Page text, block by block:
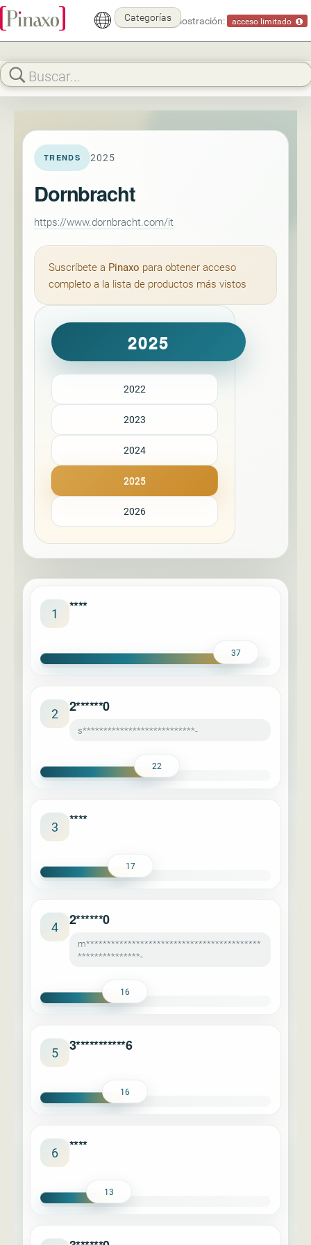
Modo demostración: acceso limitado
Categorías
TRENDS 2025
Dornbracht
https://www.dornbracht.com/it
Suscríbete a Pinaxo para obtener acceso
completo a la lista de productos más vistos
2025
2022
2023
2024
2025
2026
1 ****
37
2 2******0
s***************************-
22
3 ****
17
4 2******0
m******************************************
***************-
16
5 3***********6
16
6 ****
13